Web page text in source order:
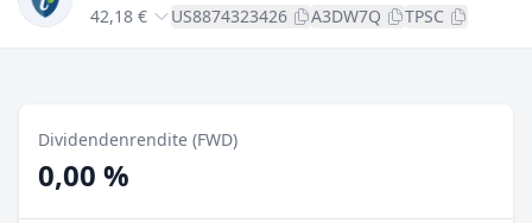
42,18 € US8874323426 A3DW7Q TPSC
Dividendenrendite (FWD)
0,00 %